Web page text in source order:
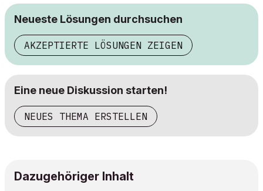
Neueste Lösungen durchsuchen
AKZEPTIERTE LÖSUNGEN ZEIGEN
Eine neue Diskussion starten!
NEUES THEMA ERSTELLEN
Dazugehöriger Inhalt